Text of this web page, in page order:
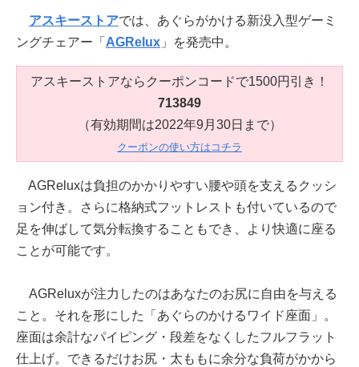
アスキーストアでは、あぐらがかける新没入型ゲーミ
ングチェアー「 AGRelux 」を発売中。
アスキーストアならクーポンコードで1500円引き！
713849
（有効期間は2022年9月30日まで）
クーポンの使い方はコチラ
AGReluxは負担のかかりやすい腰や頭を支えるクッシ
ョン付き。さらに格納式フットレストも付いているので
足を伸ばして気分転換することもでき、より快適に座る
ことが可能です。
AGReluxが注力したのはあなたのお尻に自由を与える
こと。それを形にした「あぐらのかけるワイド座面」。
座面は余計なパイピング・段差をなくしたフルフラット
仕上げ。できるだけお尻・太ももに余分な負荷がかから